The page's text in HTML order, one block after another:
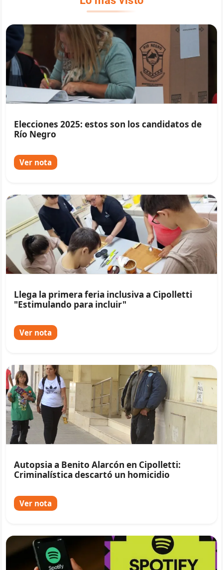
Elecciones 2025: estos son los candidatos de
Río Negro
Ver nota
Llega la primera feria inclusiva a Cipolletti
"Estimulando para incluir"
Ver nota
Autopsia a Benito Alarcón en Cipolletti:
Criminalística descartó un homicidio
Ver nota